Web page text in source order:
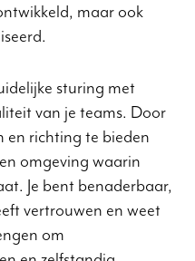
maar ook
sturing met
van je teams. Door
en richting te bieden
omgeving waarin
Je bent benaderbaar,
vertrouwen en weet
om